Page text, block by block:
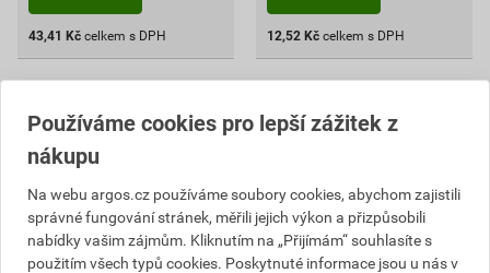
43,41 Kč celkem s DPH 12,52 Kč celkem s DPH
Používáme cookies pro lepší zážitek z
nákupu
Na webu argos.cz používáme soubory cookies, abychom zajistili
správné fungování stránek, měřili jejich výkon a přizpůsobili
nabídky vašim zájmům. Kliknutím na „Přijímám“ souhlasíte s
použitím všech typů cookies. Poskytnuté informace jsou u nás v